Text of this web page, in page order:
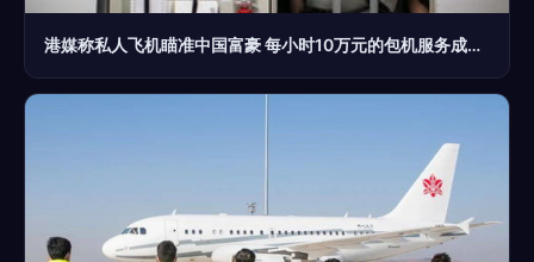
港媒称私人飞机瞄准中国富豪 每小时10万元的包机服务成高端商务新宠